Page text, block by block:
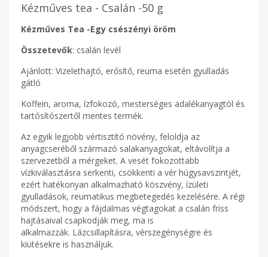
Kézműves tea - Csalán -50 g
Kézműves Tea -Egy csészényi öröm
Összetevők: csalán levél
Ajánlott: Vizelethajtó, erősítő, reuma esetén gyulladás
gátló
Koffein, aroma, ízfokozó, mesterséges adalékanyagtól és
tartósítószertől mentes termék.
Az egyik legjobb vértisztító növény, feloldja az
anyagcseréből származó salakanyagokat, eltávolítja a
szervezetből a mérgeket. A vesét fokozottabb
vízkiválasztásra serkenti, csökkenti a vér húgysavszintjét,
ezért hatékonyan alkalmazható köszvény, ízületi
gyulladások, reumatikus megbetegedés kezelésére. A régi
módszert, hogy a fájdalmas végtagokat a csalán friss
hajtásaival csapkodják meg, ma is
alkalmazzák. Lázcsillapításra, vérszegénységre és
kiütésekre is használjuk.